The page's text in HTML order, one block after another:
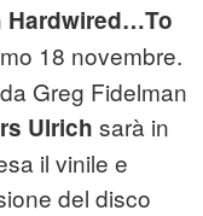
Hardwired…To
18 novembre.
Greg Fidelman
Ulrich sarà in
il vinile e
del disco